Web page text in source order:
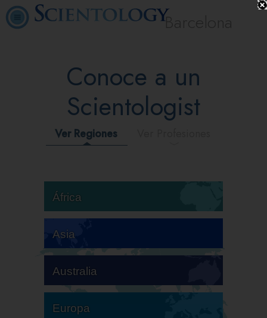
Barcelona
Conoce a un
Scientologist
Ver Regiones
África
Asia
Australia
Europa